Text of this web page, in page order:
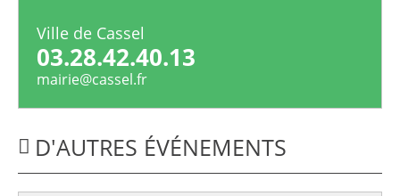
Ville de Cassel
03.28.42.40.13
mairie@cassel.fr
D'AUTRES ÉVÉNEMENTS